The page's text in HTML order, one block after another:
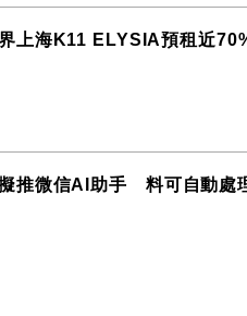
上海K11 ELYSIA預租近
推微信AI助手 料可自動處